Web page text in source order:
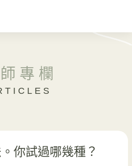
專欄
你試過哪幾種？